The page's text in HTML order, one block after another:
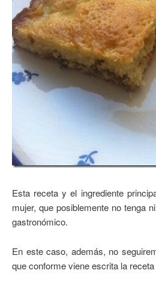
Esta receta y el ingrediente
mujer, que posiblemente no tenga
gastronómico.
En este caso, además, no
que conforme viene escrita la